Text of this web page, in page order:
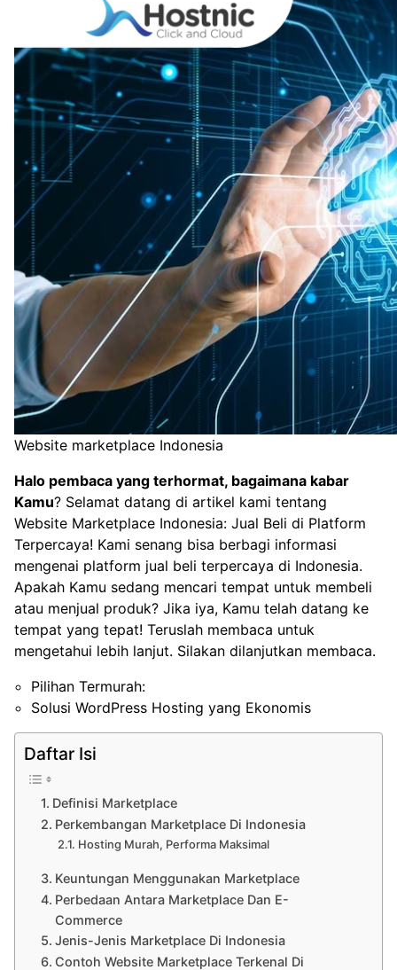
Website marketplace Indonesia
Halo pembaca yang terhormat, bagaimana kabar
Kamu? Selamat datang di artikel kami tentang
Website Marketplace Indonesia: Jual Beli di Platform
Terpercaya! Kami senang bisa berbagi informasi
mengenai platform jual beli terpercaya di Indonesia.
Apakah Kamu sedang mencari tempat untuk membeli
atau menjual produk? Jika iya, Kamu telah datang ke
tempat yang tepat! Teruslah membaca untuk
mengetahui lebih lanjut. Silakan dilanjutkan membaca.
Pilihan Termurah:
Solusi WordPress Hosting yang Ekonomis
Daftar Isi
Definisi Marketplace
Perkembangan Marketplace Di Indonesia
Hosting Murah, Performa Maksimal
Keuntungan Menggunakan Marketplace
Perbedaan Antara Marketplace Dan E-
Commerce
Jenis-Jenis Marketplace Di Indonesia
Contoh Website Marketplace Terkenal Di